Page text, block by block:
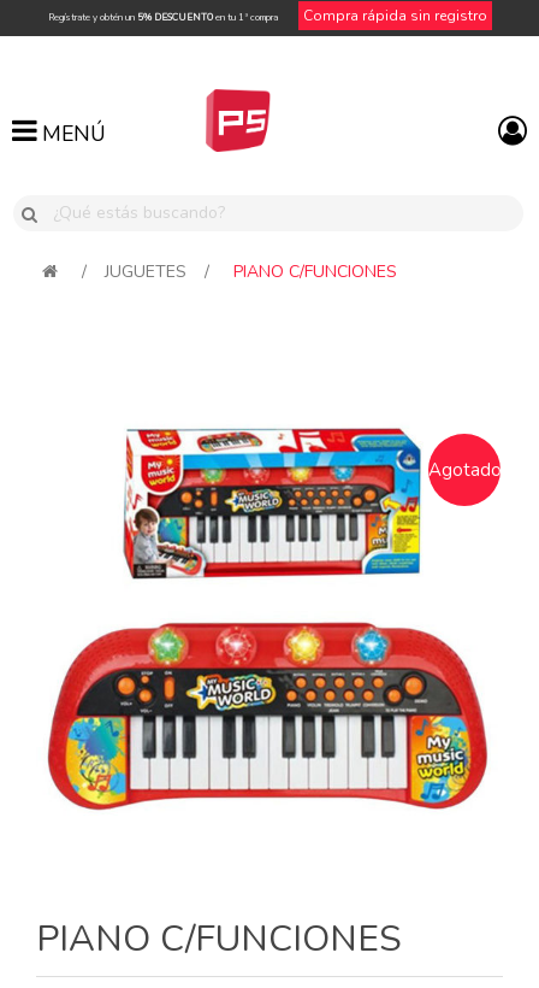
Regístrate y obtén un 5% DESCUENTOen tu 1ª compra Compra rápida sin registro
MENÚ
MENÚ
/ JUGUETES / PIANO C/FUNCIONES
Agotado
PIANO C/FUNCIONES